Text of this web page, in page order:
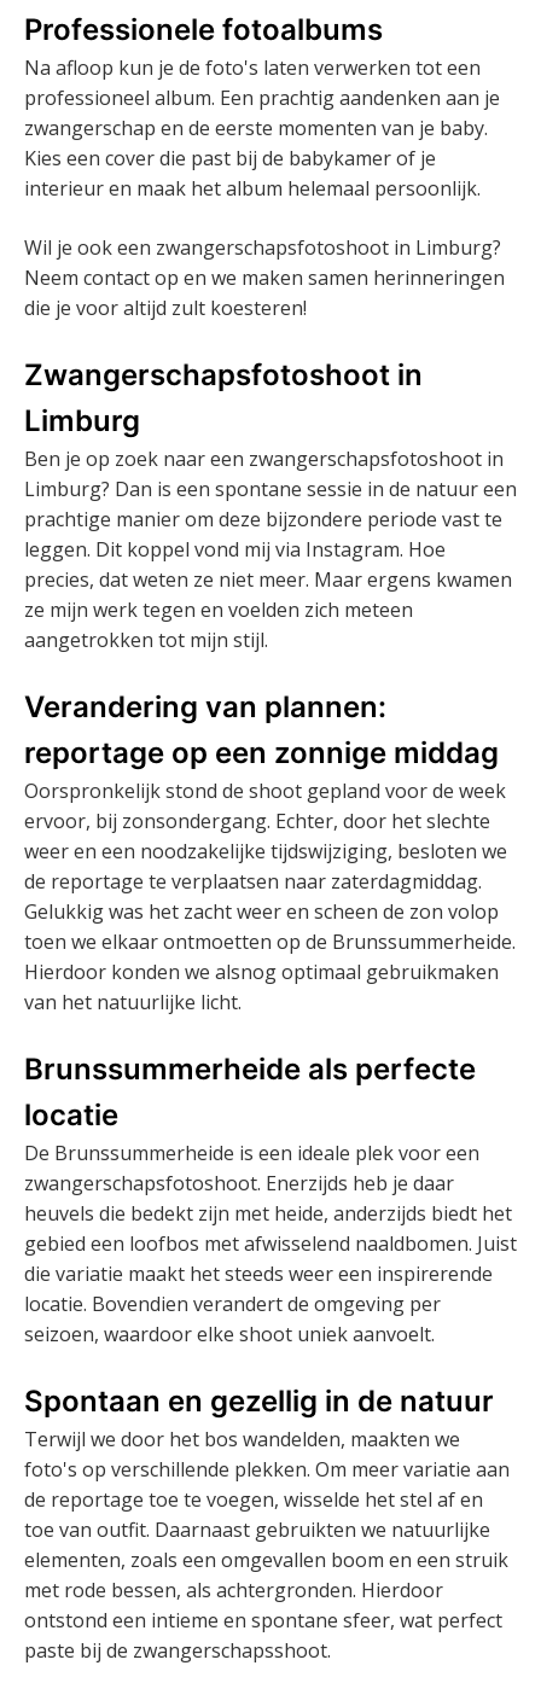
Professionele fotoalbums
Na afloop kun je de foto's laten verwerken tot een
professioneel album. Een prachtig aandenken aan je
zwangerschap en de eerste momenten van je baby.
Kies een cover die past bij de babykamer of je
interieur en maak het album helemaal persoonlijk.
Wil je ook een zwangerschapsfotoshoot in Limburg?
Neem contact op en we maken samen herinneringen
die je voor altijd zult koesteren!
Zwangerschapsfotoshoot in
Limburg
Ben je op zoek naar een zwangerschapsfotoshoot in
Limburg? Dan is een spontane sessie in de natuur een
prachtige manier om deze bijzondere periode vast te
leggen. Dit koppel vond mij via Instagram. Hoe
precies, dat weten ze niet meer. Maar ergens kwamen
ze mijn werk tegen en voelden zich meteen
aangetrokken tot mijn stijl.
Verandering van plannen:
reportage op een zonnige middag
Oorspronkelijk stond de shoot gepland voor de week
ervoor, bij zonsondergang. Echter, door het slechte
weer en een noodzakelijke tijdswijziging, besloten we
de reportage te verplaatsen naar zaterdagmiddag.
Gelukkig was het zacht weer en scheen de zon volop
toen we elkaar ontmoetten op de Brunssummerheide.
Hierdoor konden we alsnog optimaal gebruikmaken
van het natuurlijke licht.
Brunssummerheide als perfecte
locatie
De Brunssummerheide is een ideale plek voor een
zwangerschapsfotoshoot. Enerzijds heb je daar
heuvels die bedekt zijn met heide, anderzijds biedt het
gebied een loofbos met afwisselend naaldbomen. Juist
die variatie maakt het steeds weer een inspirerende
locatie. Bovendien verandert de omgeving per
seizoen, waardoor elke shoot uniek aanvoelt.
Spontaan en gezellig in de natuur
Terwijl we door het bos wandelden, maakten we
foto's op verschillende plekken. Om meer variatie aan
de reportage toe te voegen, wisselde het stel af en
toe van outfit. Daarnaast gebruikten we natuurlijke
elementen, zoals een omgevallen boom en een struik
met rode bessen, als achtergronden. Hierdoor
ontstond een intieme en spontane sfeer, wat perfect
paste bij de zwangerschapsshoot.